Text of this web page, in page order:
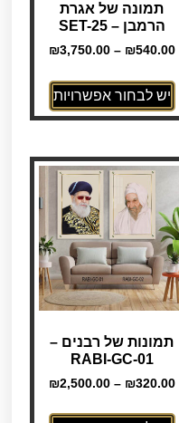
תמונה של אגרת
הרמבן – SET-25
₪540.00
–
₪3,750.00
יש לבחור אפשרויות
תמונות של רבנים –
RABI-GC-01
₪320.00
–
₪2,500.00